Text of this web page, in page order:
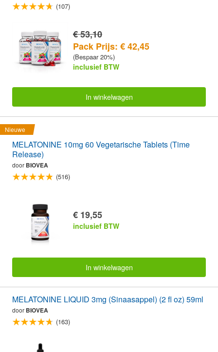
(107)
€ 53,10
Pack Prijs: € 42,45
(Bespaar 20%)
inclusief BTW
In winkelwagen
Nieuwe
MELATONINE 10mg 60 Vegetarische Tablets (Time
Release)
door BIOVEA
(516)
€ 19,55
inclusief BTW
In winkelwagen
MELATONINE LIQUID 3mg (Sinaasappel) (2 fl oz) 59ml
door BIOVEA
(163)